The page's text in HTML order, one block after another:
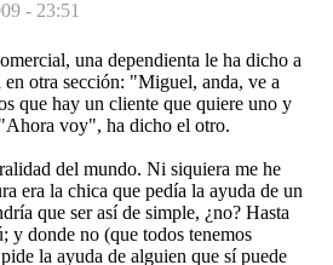
- 23:51
una dependienta le ha dicho a
en otra sección: "Miguel, anda, ve a
que hay un cliente que quiere uno y
voy", ha dicho el otro.
del mundo. Ni siquiera me he
era la chica que pedía la ayuda de un
que ser así de simple, ¿no? Hasta
y donde no (que todos tenemos
la ayuda de alguien que sí puede